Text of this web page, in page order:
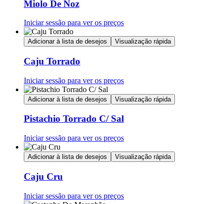
Miolo De Noz
Iniciar sessão para ver os preços
Adicionar à lista de desejos Visualização rápida
Caju Torrado
Iniciar sessão para ver os preços
Adicionar à lista de desejos Visualização rápida
Pistachio Torrado C/ Sal
Iniciar sessão para ver os preços
Adicionar à lista de desejos Visualização rápida
Caju Cru
Iniciar sessão para ver os preços